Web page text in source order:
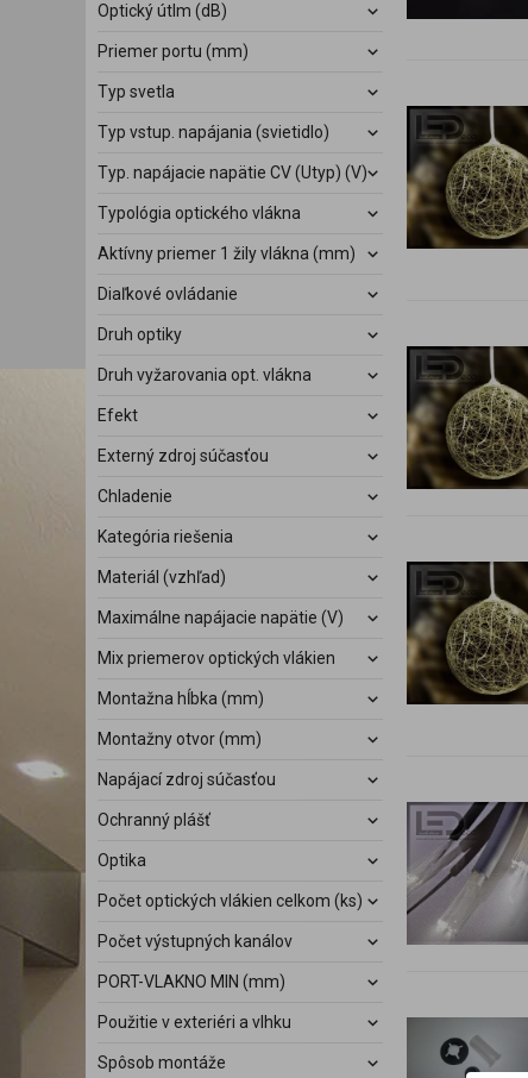
Optický útlm (dB)
Priemer portu (mm)
Typ svetla
Typ vstup. napájania (svietidlo)
Typ. napájacie napätie CV (Utyp) (V)
Typológia optického vlákna
Aktívny priemer 1 žily vlákna (mm)
Diaľkové ovládanie
Druh optiky
Druh vyžarovania opt. vlákna
Efekt
Externý zdroj súčasťou
Chladenie
Kategória riešenia
Materiál (vzhľad)
Maximálne napájacie napätie (V)
Mix priemerov optických vlákien
Montažna hĺbka (mm)
Montažny otvor (mm)
Napájací zdroj súčasťou
Ochranný plášť
Optika
Počet optických vlákien celkom (ks)
Počet výstupných kanálov
PORT-VLAKNO MIN (mm)
Použitie v exteriéri a vlhku
Spôsob montáže